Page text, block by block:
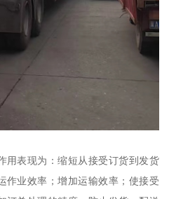
用表现为：缩短从接受订货到发货
作业效率；增加运输效率；使接受